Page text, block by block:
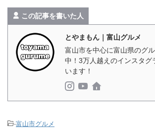
この記事を書いた人
とやまもん｜富山グルメ
富山市を中心に富山県のグ
中！3万人越えのインスタグ
います！
-富山市グルメ